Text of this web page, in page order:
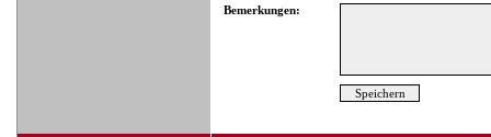
Bemerkungen: